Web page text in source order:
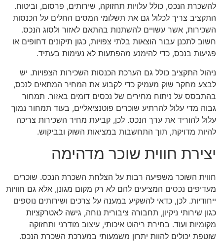
להשכרת הנכס, כולל עלויות תחזוקה, שירותים, פרסום, וביטוח.
התקציב צריך לכלול גם את תשלומי המסים החלים על הכנסות
השכירות, אשר עשויים להשתנות בהתאם לאזור ולסוג הנכס.
חשוב לתכנן עבור הוצאות בלתי צפויות, כגון תיקונים דחופים או
פגיעות בנכס, כדי להימנע מהפתעות לא נעימות בעתיד.
ניהול התקציב כולל גם הערכת הכנסות השכירות הצפויות. יש
לבצע מחקר שוק מעמיק כדי לקבוע את המחיר המתאים לנכס,
בהתבסס על ניתוח מחירים של נכסים דומים באזור. תמחור
גבוה מדי עלול להרתיע שוכרים פוטנציאליים, בעוד תמחור נמוך
עלול להוריד את ערך הנכס. לכן, קביעת מחיר השכירות צריכה
להיות מדויקת, תוך התחשבות במציאות השוק ובביקוש.
יצירת חווית שוכר מדהימה
חווית השוכר משפיעה רבות על הצלחת השכרת הנכס. שוכרים
מעדיפים נכסים המציעים להם לא רק מקום מגונן, אלא גם חוויות
ייחודיות. לכן, כדאי להשקיע במענה על צרכים ושירותים נוספים
כגון שירותי ניקיון, תחבורה ציבורית נוחה, גישה לאטרקציות
מקומיות ועוד. בחירת ריהוט איכותי, עיצוב מודרני ותחזוקה
שוטפת יכולים להוות יתרון משמעותי במערכת השכרת הנכס.